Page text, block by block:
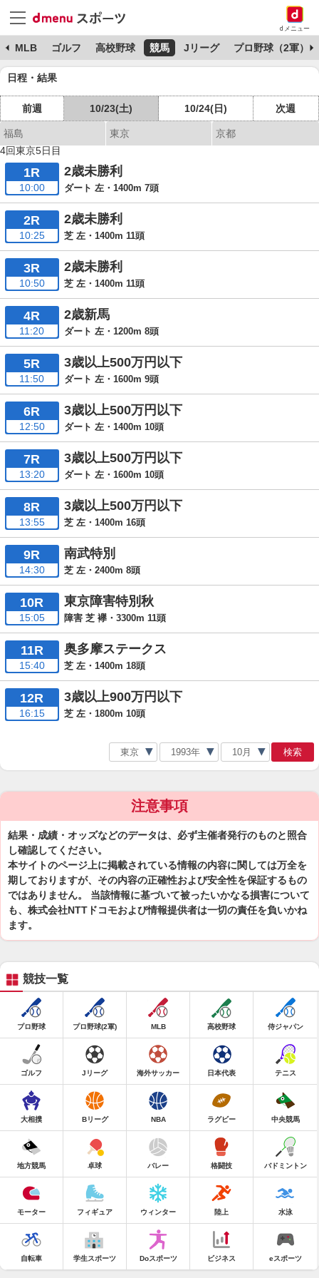
dメニュー
MLB ゴルフ 高校野球 競馬 Jリーグ プロ野球（2軍）
日程・結果
前週 10/23(土) 10/24(日) 次週
福島 東京
京都
4回東京5日目
1R
10:00
2歳未勝利
ダート 左・1400m 7頭
2R
10:25
2歳未勝利
芝 左・1400m 11頭
3R
10:50
2歳未勝利
芝 左・1400m 11頭
4R
11:20
2歳新馬
ダート 左・1200m 8頭
5R
11:50
3歳以上500万円以下
ダート 左・1600m 9頭
6R
12:50
3歳以上500万円以下
ダート 左・1400m 10頭
7R
13:20
3歳以上500万円以下
ダート 左・1600m 10頭
8R
13:55
3歳以上500万円以下
芝 左・1400m 16頭
9R
14:30
南武特別
芝 左・2400m 8頭
10R
15:05
東京障害特別秋
障害 芝 襷・3300m 11頭
11R
15:40
奥多摩ステークス
芝 左・1400m 18頭
12R
16:15
3歳以上900万円以下
芝 左・1800m 10頭
検索
注意事項
結果・成績・オッズなどのデータは、必ず主催者発行のものと照合
し確認してください。
本サイトのページ上に掲載されている情報の内容に関しては万全を
期しておりますが、その内容の正確性および安全性を保証するもの
ではありません。 当該情報に基づいて被ったいかなる損害について
も、株式会社NTTドコモおよび情報提供者は一切の責任を負いかね
ます。
競技一覧
プロ野球 プロ野球(2軍) MLB 高校野球 侍ジャパン
ゴルフ Jリーグ 海外サッカー 日本代表 テニス
大相撲 Bリーグ NBA ラグビー 中央競馬
地方競馬 卓球 バレー 格闘技 バドミントン
モーター フィギュア ウィンター 陸上 水泳
自転車 学生スポーツ Doスポーツ ビジネス eスポーツ